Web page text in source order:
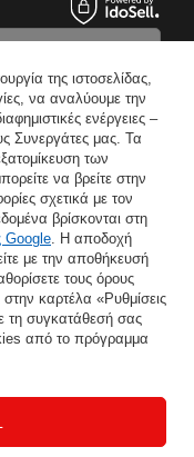
εφαρμογής της υπηρεσίας Newsletter στο
της ιστοσελίδας,
να αναλύουμε την
ενέργειες –
Συνεργάτες μας. Τα
των
να βρείτε στην
σχετικά με τον
βρίσκονται στη
Google. Η αποδοχή
με την αποθήκευσή
τους όρους
καρτέλα «Ρυθμίσεις
τη συγκατάθεσή σας
από το πρόγραμμα